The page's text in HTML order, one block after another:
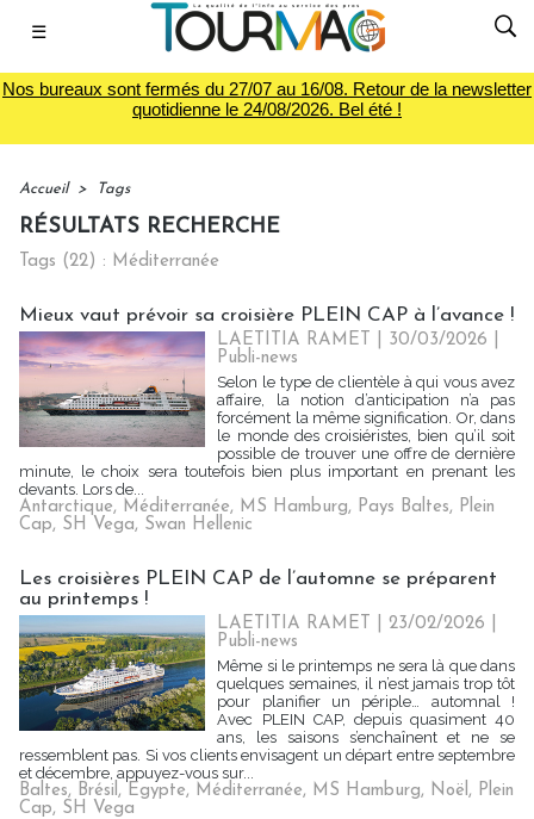
☰
Nos bureaux sont fermés du 27/07 au 16/08. Retour de la newsletter
quotidienne le 24/08/2026. Bel été !
Accueil > Tags
RÉSULTATS RECHERCHE
Tags (22) : Méditerranée
Mieux vaut prévoir sa croisière PLEIN CAP à l’avance !
LAETITIA RAMET | 30/03/2026
Publi-news
Selon le type de clientèle à qui vous avez
affaire, la notion d’anticipation n’a pas
forcément la même signification. Or, dans
le monde des croisiéristes, bien qu’il soit
possible de trouver une offre de dernière
minute, le choix sera toutefois bien plus important en prenant les
devants. Lors de...
Antarctique, Méditerranée, MS Hamburg, Pays Baltes, Plein
Cap, SH Vega, Swan Hellenic
Les croisières PLEIN CAP de l’automne se préparent
au printemps !
LAETITIA RAMET | 23/02/2026
Publi-news
Même si le printemps ne sera là que dans
quelques semaines, il n’est jamais trop tôt
pour planifier un périple… automnal !
Avec PLEIN CAP, depuis quasiment 40
ans, les saisons s’enchaînent et ne se
ressemblent pas. Si vos clients envisagent un départ entre septembre
et décembre, appuyez-vous sur...
Baltes, Brésil, Egypte, Méditerranée, MS Hamburg, Noël, Plein
Cap, SH Vega